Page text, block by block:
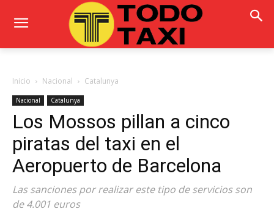
Inicio Nacional Catalunya
Nacional Catalunya
Los Mossos pillan a cinco
piratas del taxi en el
Aeropuerto de Barcelona
Las sanciones por realizar este tipo de servicios son
de 4.001 euros